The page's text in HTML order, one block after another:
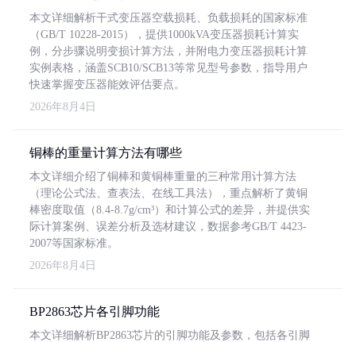
本文详细解析干式变压器空载损耗、负载损耗的国家标准
（GB/T 10228-2015），提供1000kVA变压器损耗计算实
例，分步骤说明变损计算方法，并附电力变压器损耗计算
实例表格，涵盖SCB10/SCB13等常见型号参数，指导用户
快速掌握变压器能效评估要点。
2026年8月4日
铜棒的重量计算方法有哪些
本文详细介绍了铜棒和黄铜棒重量的三种常用计算方法
（理论公式法、查表法、在线工具法），重点解析了黄铜
棒密度取值（8.4-8.7g/cm³）和计算公式的差异，并提供实
际计算案例、误差分析及选材建议，数据参考GB/T 4423-
2007等国家标准。
2026年8月4日
BP2863芯片各引脚功能
本文详细解析BP2863芯片的引脚功能及参数，包括各引脚